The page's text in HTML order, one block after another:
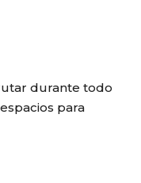
durante todo
para